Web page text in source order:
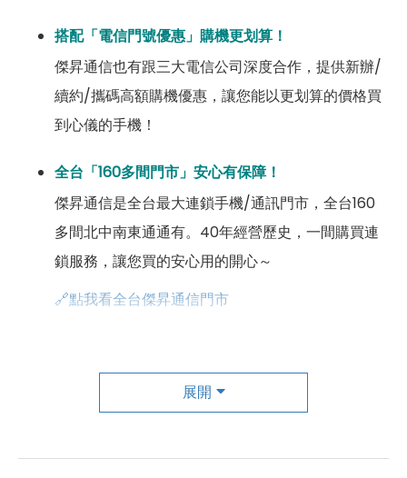
搭配「電信門號優惠」購機更划算！
傑昇通信也有跟三大電信公司深度合作，提供新辦/
續約/攜碼高額購機優惠，讓您能以更划算的價格買
到心儀的手機！
全台「160多間門市」安心有保障！
傑昇通信是全台最大連鎖手機/通訊門市，全台160
多間北中南東通通有。40年經營歷史，一間購買連
鎖服務，讓您買的安心用的開心～
🔗點我看全台傑昇通信門市
傑昇尊榮會員除了可以「消費集點兌換商品」，每半
年還有「200元配件購物金」，每年再送「VIP生日
展開